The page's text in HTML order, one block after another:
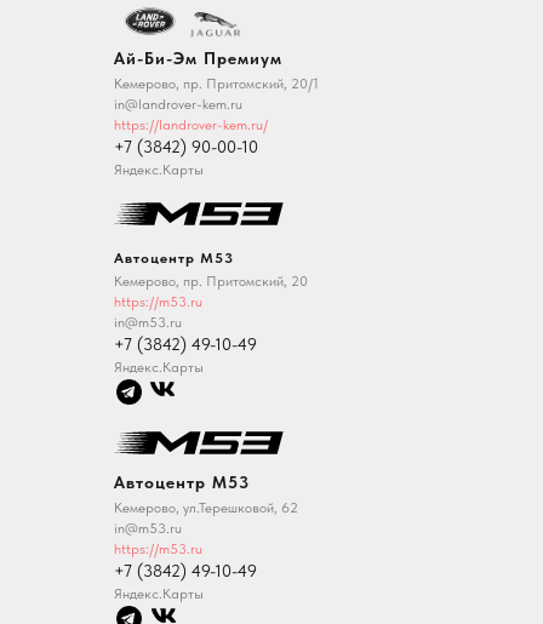
Автоцентр M53
Кемерово, ул.Терешковой, 62
+7 (3842) 49-10-49
https://m53.ru
Яндекс.Карты
in@m53.ru
Автоцентр M53
Кемерово, пр. Притомский, 20
+7 (3842) 49-10-49
in@m53.ru
Яндекс.Карты
https://m53.ru
Кемерово, пр. Притомский, 20/1
+7 (3842) 90-00-10
https://landrover-kem.ru/
Яндекс.Карты
in@landrover-kem.ru
Ай-Би-Эм Премиум